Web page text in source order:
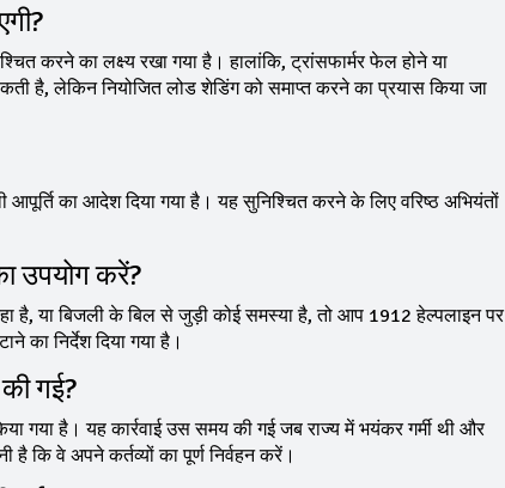
करने का लक्ष्य रखा गया है। हालांकि, ट्रांसफार्मर फेल होने या
है, लेकिन नियोजित लोड शेडिंग को समाप्त करने का प्रयास किया जा
आपूर्ति का आदेश दिया गया है। यह सुनिश्चित करने के लिए वरिष्ठ अभियंतों
उपयोग करें?
है, या बिजली के बिल से जुड़ी कोई समस्या है, तो आप 1912 हेल्पलाइन पर
का निर्देश दिया गया है।
गई?
गया है। यह कार्रवाई उस समय की गई जब राज्य में भयंकर गर्मी थी और
कि वे अपने कर्तव्यों का पूर्ण निर्वहन करें।